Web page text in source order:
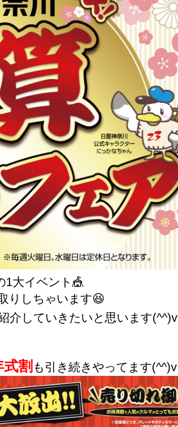
1大イベント🎪
りしちゃいます😆
介していきたいと思います(^^)v
式割 も引き続きやってます(^^)v